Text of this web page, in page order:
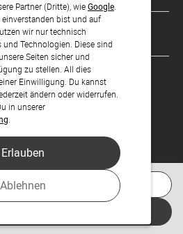
Partner (Dritte), wieGoogle
bist und auf
wir nur technisch
Technologien. Diese sind
Seiten sicher und
zu stellen. All dies
Einwilligung. Du kannst
ändern oder widerrufen.
in unserer
Ablehnen
Erlauben
Musterkarte
den Moment.